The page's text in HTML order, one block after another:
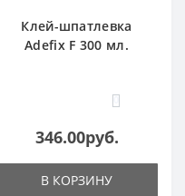
Клей-шпатлевка
Adefix F 300 мл.
0
346.00руб.
В КОРЗИНУ